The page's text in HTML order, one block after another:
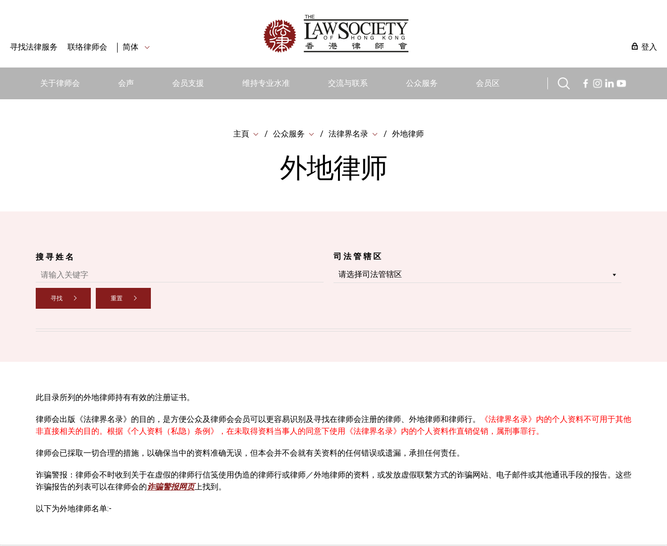
寻找法律服务 联络律师会 简体 登入
关于律师会 会声 会员支援 维持专业水准 交流与联系 公众服务 会员区
主頁 公众服务 法律界名录 外地律师
外地律师
搜 寻 姓 名 司 法 管 辖 区
寻找 重置
此目录所列的外地律师持有有效的注册证书。
律师会出版《法律界名录》的目的，是方便公众及律师会会员可以更容易识别及寻找在律师会注册的律师、外地律师和律师行。
《法律界名录》内的个人资料不可用于其他
非直接相关的目的。根据《个人资料（私隐）条例》，在未取得资料当事人的同意下使用《法律界名录》内的个人资料作直销促销，属刑事罪行。
律师会已採取一切合理的措施，以确保当中的资料准确无误，但本会并不会就有关资料的任何错误或遗漏，承担任何责任。
诈骗警报：律师会不时收到关于在虚假的律师行信笺使用伪造的律师行或律师／外地律师的资料，或发放虚假联繫方式的诈骗网站、电子邮件或其他通讯手段的报告。这些
诈骗报告的列表可以在律师会的诈骗警报网页上找到。
以下为外地律师名单:-